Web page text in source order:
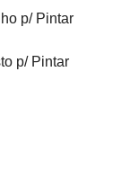
p/ Pintar
p/ Pintar